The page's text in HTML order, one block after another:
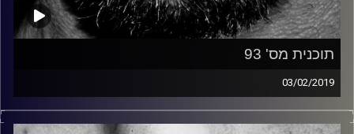
תוכנית מס' 93
03/02/2019
זיפים, מוזיקה מחוספסת של הופעות חיות. הרבה ג'אם, רוק,
בלוז, bluegrass, ג'אז, Fאנק, פרוגרסיב ואפילו אלקטרוניקה.